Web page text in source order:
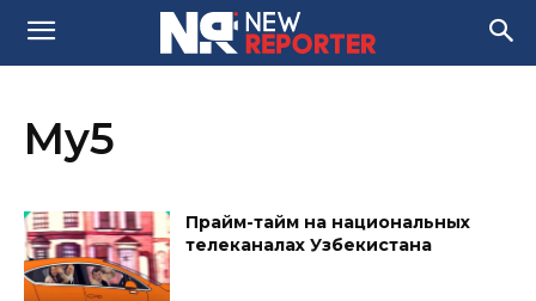
My5
Прайм-тайм на национальных
телеканалах Узбекистана